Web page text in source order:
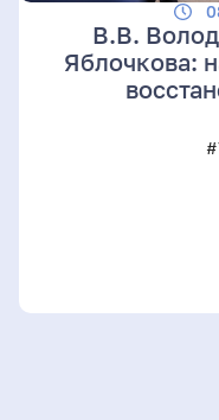
В.В.
Яблочкова: